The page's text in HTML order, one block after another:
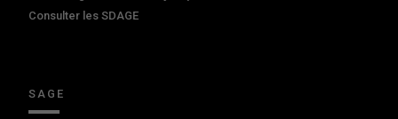
Consulter les SDAGE
SAGE